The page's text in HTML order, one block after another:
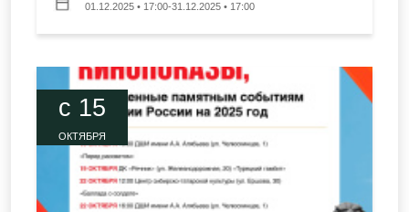
01.12.2025 • 17:00-31.12.2025 • 17:00
c 15
ОКТЯБРЯ